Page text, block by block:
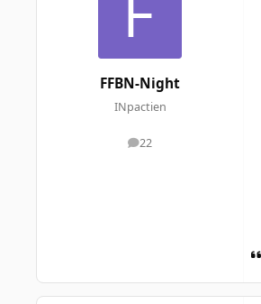
FFBN-Night
INpactien
22
messages